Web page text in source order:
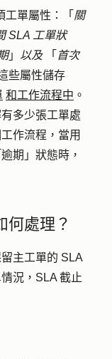
工單屬性：「 關
SLA 工單狀
」 以及 「 首次
些屬性儲存
和工作流程中 。
多少張工單處
作流程，當用
期」狀態時，
何處理？
主工單的 SLA
況，SLA 截止